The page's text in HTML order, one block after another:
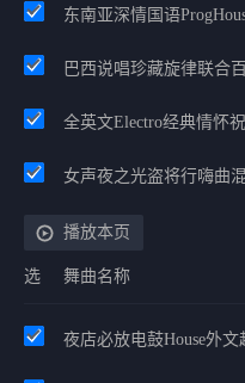
女声夜之光盗将行嗨曲
播放本页
选 舞曲名称